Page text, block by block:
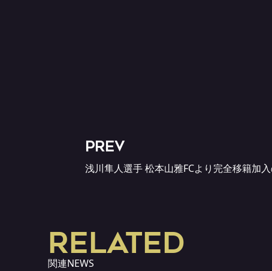
PREV
浅川隼人選手 松本山雅FCより完全移籍加
RELATED
関連NEWS